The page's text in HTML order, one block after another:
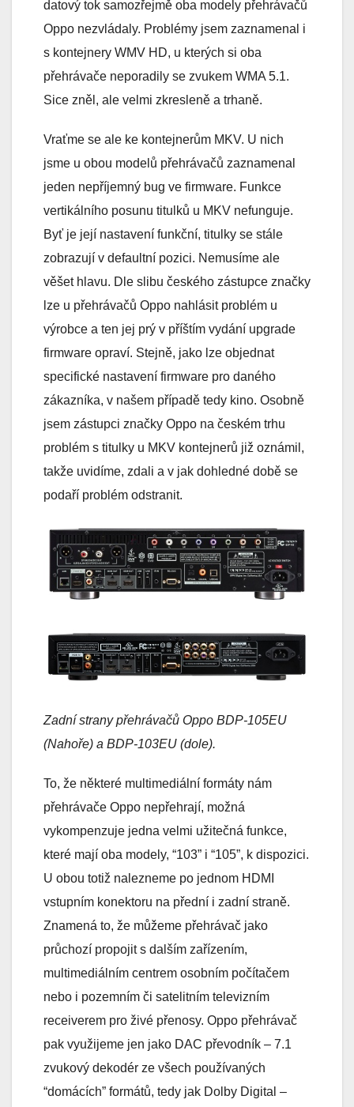
datový tok samozřejmě oba modely přehrávačů
Oppo nezvládaly. Problémy jsem zaznamenal i
s kontejnery WMV HD, u kterých si oba
přehrávače neporadily se zvukem WMA 5.1.
Sice zněl, ale velmi zkresleně a trhaně.
Vraťme se ale ke kontejnerům MKV. U nich
jsme u obou modelů přehrávačů zaznamenal
jeden nepříjemný bug ve firmware. Funkce
vertikálního posunu titulků u MKV nefunguje.
Byť je její nastavení funkční, titulky se stále
zobrazují v defaultní pozici. Nemusíme ale
věšet hlavu. Dle slibu českého zástupce značky
lze u přehrávačů Oppo nahlásit problém u
výrobce a ten jej prý v příštím vydání upgrade
firmware opraví. Stejně, jako lze objednat
specifické nastavení firmware pro daného
zákazníka, v našem případě tedy kino. Osobně
jsem zástupci značky Oppo na českém trhu
problém s titulky u MKV kontejnerů již oznámil,
takže uvidíme, zdali a v jak dohledné době se
podaří problém odstranit.
Zadní strany přehrávačů Oppo BDP-105EU
(Nahoře) a BDP-103EU (dole).
To, že některé multimediální formáty nám
přehrávače Oppo nepřehrají, možná
vykompenzuje jedna velmi užitečná funkce,
které mají oba modely, “103” i “105”, k dispozici.
U obou totiž nalezneme po jednom HDMI
vstupním konektoru na přední i zadní straně.
Znamená to, že můžeme přehrávač jako
průchozí propojit s dalším zařízením,
multimediálním centrem osobním počítačem
nebo i pozemním či satelitním televizním
receiverem pro živé přenosy. Oppo přehrávač
pak využijeme jen jako DAC převodník – 7.1
zvukový dekodér ze všech používaných
“domácích” formátů, tedy jak Dolby Digital –